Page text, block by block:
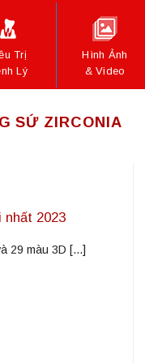
Trị
Lý
Hình Ảnh
& Video
SỨ ZIRCONIA
2023
29 màu 3D [...]